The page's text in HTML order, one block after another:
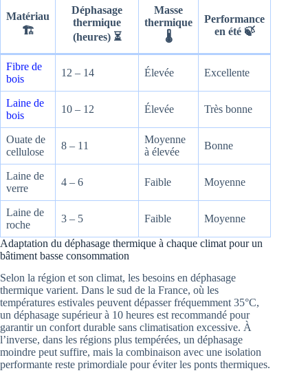
Matériau
🏗️
Déphasage
thermique
(heures) ⏳
Masse
thermique
🌡️
Performance
en été 🍃
Fibre de
bois
12 – 14 Élevée Excellente
Laine de
bois
10 – 12 Élevée Très bonne
Ouate de
cellulose
8 – 11
Moyenne
à élevée
Bonne
Laine de
verre
4 – 6 Faible Moyenne
Laine de
roche
3 – 5 Faible Moyenne
Adaptation du déphasage thermique à chaque climat pour un
bâtiment basse consommation
Selon la région et son climat, les besoins en déphasage
thermique varient. Dans le sud de la France, où les
températures estivales peuvent dépasser fréquemment 35°C,
un déphasage supérieur à 10 heures est recommandé pour
garantir un confort durable sans climatisation excessive. À
l’inverse, dans les régions plus tempérées, un déphasage
moindre peut suffire, mais la combinaison avec une isolation
performante reste primordiale pour éviter les ponts thermiques.